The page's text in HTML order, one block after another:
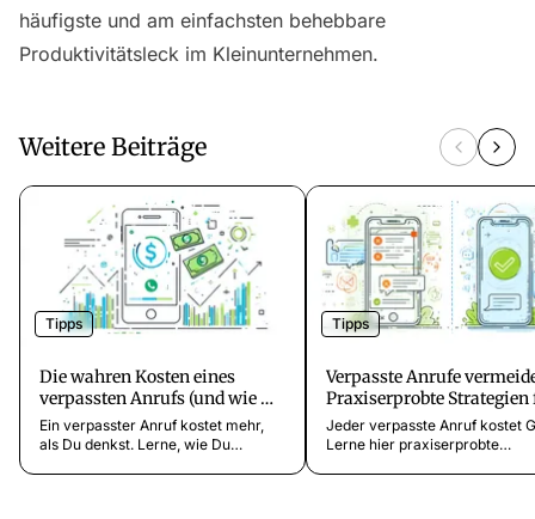
häufigste und am einfachsten behebbare
Produktivitätsleck im Kleinunternehmen.
Weitere Beiträge
Tipps
Die wahren Kosten eines
verpassten Anrufs (und wie Du
sie berechnest)
Ein verpasster Anruf kostet mehr,
als Du denkst. Lerne, wie Du
Tipps
Verpasste Anrufe
Praxiserprobte Strategien
Dein Unternehmen
Jeder verpasste Anruf kostet
Lerne hier praxiserprobte